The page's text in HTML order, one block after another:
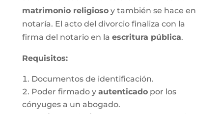
matrimonio religiosoy también se hace en
notaría. El acto del divorcio finaliza con la
firma del notario en la escritura pública.
Requisitos:
Documentos de identificación.
Poder firmado y autenticadopor los
cónyuges a un abogado.